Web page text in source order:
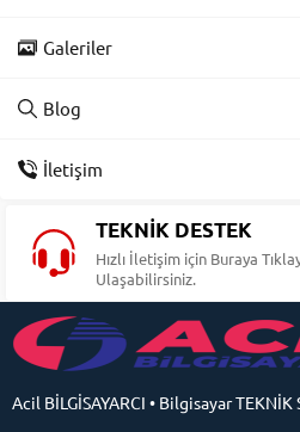
Galeriler
Blog
İletişim
TEKNİK DESTEK
Hızlı İletişim için Buraya
Ulaşabilirsiniz.
Acil BİLGİSAYARCI • Bilgisayar TEKNİK